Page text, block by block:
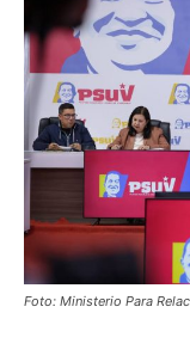
Foto: Ministerio Para